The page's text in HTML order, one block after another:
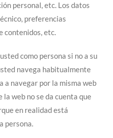
personal, etc. Los datos
preferencias
contenidos, etc.
como persona si no a su
navega habitualmente
navegar por la misma web
web no se da cuenta que
en realidad está
persona.